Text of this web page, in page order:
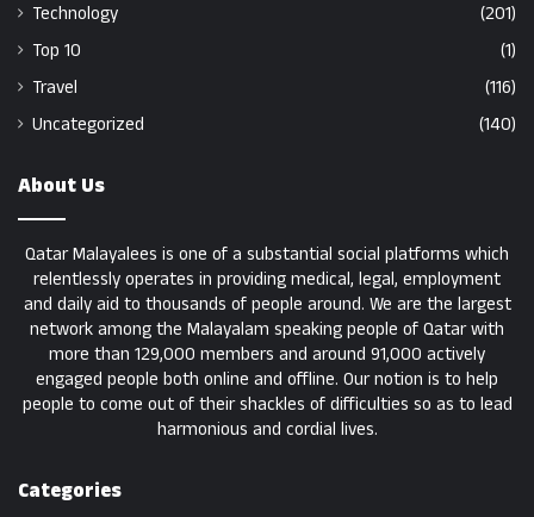
Technology
(201)
Top 10
(1)
Travel
(116)
Uncategorized
(140)
About Us
Qatar Malayalees is one of a substantial social platforms which
relentlessly operates in providing medical, legal, employment
and daily aid to thousands of people around. We are the largest
network among the Malayalam speaking people of Qatar with
more than 129,000 members and around 91,000 actively
engaged people both online and offline. Our notion is to help
people to come out of their shackles of difficulties so as to lead
harmonious and cordial lives.
Categories